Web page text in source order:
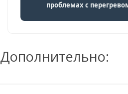
проблемах с
Дополнительно: